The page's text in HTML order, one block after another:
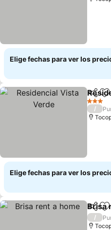
Elige fechas para ver los
3 Estrellas
/
Elige fechas para ver los
Brisa
/